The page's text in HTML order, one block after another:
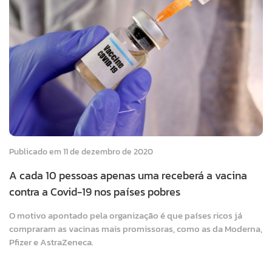
Publicado em 11 de dezembro de 2020
A cada 10 pessoas apenas uma receberá a vacina
contra a Covid-19 nos países pobres
O motivo apontado pela organização é que países ricos já
compraram as vacinas mais promissoras, como as da Moderna,
Pfizer e AstraZeneca.